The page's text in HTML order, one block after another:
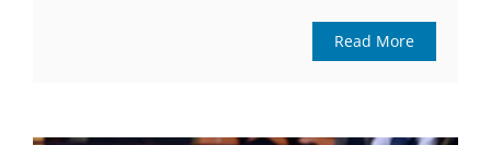
Read More